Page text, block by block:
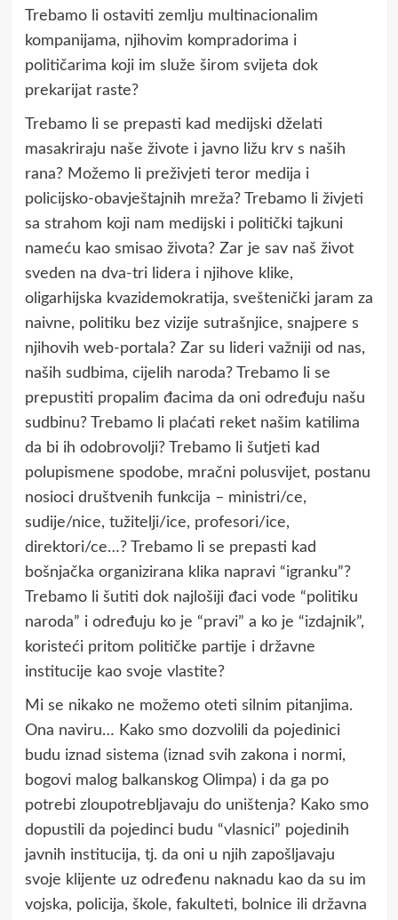
Trebamo li ostaviti zemlju multinacionalim
kompanijama, njihovim kompradorima i
političarima koji im služe širom svijeta dok
prekarijat raste?
Trebamo li se prepasti kad medijski dželati
masakriraju naše živote i javno ližu krv s naših
rana? Možemo li preživjeti teror medija i
policijsko-obavještajnih mreža? Trebamo li živjeti
sa strahom koji nam medijski i politički tajkuni
nameću kao smisao života? Zar je sav naš život
sveden na dva-tri lidera i njihove klike,
oligarhijska kvazidemokratija, sveštenički jaram za
naivne, politiku bez vizije sutrašnjice, snajpere s
njihovih web-portala? Zar su lideri važniji od nas,
naših sudbima, cijelih naroda? Trebamo li se
prepustiti propalim đacima da oni određuju našu
sudbinu? Trebamo li plaćati reket našim katilima
da bi ih odobrovolji? Trebamo li šutjeti kad
polupismene spodobe, mračni polusvijet, postanu
nosioci društvenih funkcija – ministri/ce,
sudije/nice, tužitelji/ice, profesori/ice,
direktori/ce…? Trebamo li se prepasti kad
bošnjačka organizirana klika napravi “igranku”?
Trebamo li šutiti dok najlošiji đaci vode “politiku
naroda” i određuju ko je “pravi” a ko je “izdajnik”,
koristeći pritom političke partije i državne
institucije kao svoje vlastite?
Mi se nikako ne možemo oteti silnim pitanjima.
Ona naviru… Kako smo dozvolili da pojedinici
budu iznad sistema (iznad svih zakona i normi,
bogovi malog balkanskog Olimpa) i da ga po
potrebi zloupotrebljavaju do uništenja? Kako smo
dopustili da pojedinci budu “vlasnici” pojedinih
javnih institucija, tj. da oni u njih zapošljavaju
svoje klijente uz određenu naknadu kao da su im
vojska, policija, škole, fakulteti, bolnice ili državna